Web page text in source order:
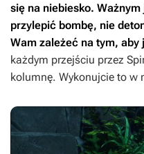
się na niebiesko.
przylepić bombę, nie
Wam zależeć na tym, aby
każdym przejściu przez
kolumnę. Wykonujcie to w